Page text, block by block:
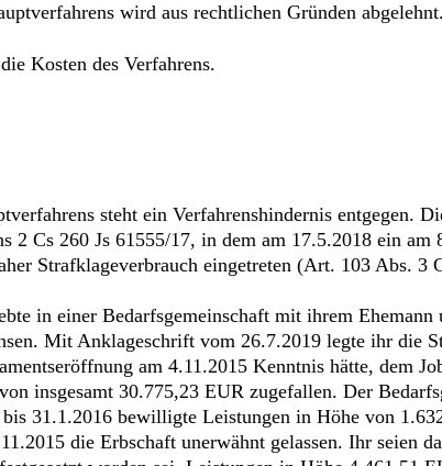
wird aus rechtlichen Gründen abgelehnt.
Kosten des Verfahrens.
steht ein Verfahrenshindernis entgegen.
2 Cs 260 Js 61555/17, in dem am 17.5.2018 ein
Strafklageverbrauch eingetreten (Art. 103 Abs. 3
in einer Bedarfsgemeinschaft mit ihrem
Mit Anklageschrift vom 26.7.2019 legte ihr die
am 4.11.2015 Kenntnis hätte, dem
insgesamt 30.775,23 EUR zugefallen. Der
31.1.2016 bewilligte Leistungen in Höhe von
die Erbschaft unerwähnt gelassen. Ihr